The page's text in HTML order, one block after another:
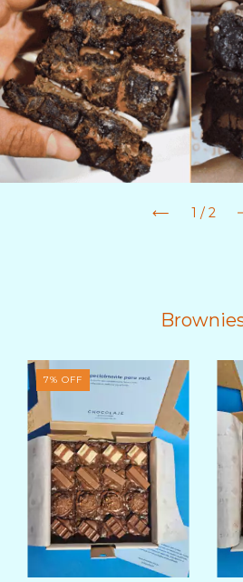
1 / 2
7% OFF